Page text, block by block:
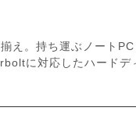
え。持ち運ぶノート
に対応したハードデ